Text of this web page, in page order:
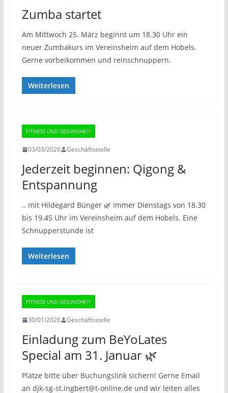
Zumba startet
Am Mittwoch 25. März beginnt um 18.30 Uhr ein
neuer Zumbakurs im Vereinsheim auf dem Hobels.
Gerne vorbeikommen und reinschnuppern.
Weiterlesen
FITNESS UND GESUNDHEIT
03/03/2026 Geschäftsstelle
Jederzeit beginnen: Qigong &
Entspannung
.. mit Hildegard Bünger 🌿 Immer Dienstags von 18.30
bis 19.45 Uhr im Vereinsheim auf dem Hobels. Eine
Schnupperstunde ist
Weiterlesen
FITNESS UND GESUNDHEIT
30/01/2026 Geschäftsstelle
Einladung zum BeYoLates
Special am 31. Januar 🌿
Plätze bitte über Buchungslink sichern! Gerne Email
an djk-sg-st.ingbert@t-online.de und wir leiten alles